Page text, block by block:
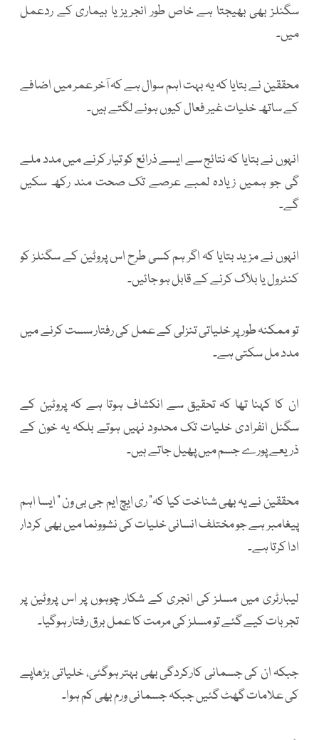
سگنلز بھی بھیجتا ہے خاص طور انجریز یا بیماری کے ردعمل
میں۔
محققین نے بتایا کہ یہ بہت اہم سوال ہے کہ آخر عمر میں اضافے
کے ساتھ خلیات غیر فعال کیوں ہونے لگتے ہیں۔
انہوں نے بتایا کہ نتائج سے ایسے ذرائع کو تیار کرنے میں مدد ملے
گی جو ہمیں زیادہ لمبے عرصے تک صحت مند رکھ سکیں
گے۔
انہوں نے مزید بتایا کہ اگر ہم کسی طرح اس پروٹین کے سگنلز کو
کنٹرول یا بلاک کرنے کے قابل ہو جائیں۔
تو ممکنہ طورپر خلیاتی تنزلی کے عمل کی رفتار سست کرنے میں
مدد مل سکتی ہے۔
ان کا کہنا تھا کہ تحقیق سے انکشاف ہوتا ہے کہ پروٹین کے
سگنل انفرادی خلیات تک محدود نہیں ہوتے بلکہ یہ خون کے
ذریعے پورے جسم میں پھیل جاتے ہیں۔
محققین نے یہ بھی شناخت کیا کہ" ری ایچ ایم جی بی ون " ایسا اہم
پیغامبر ہے جو مختلف انسانی خلیات کی نشوونما میں بھی کردار
ادا کرتا ہے۔
لیبارٹری میں مسلز کی انجری کے شکار چوہوں پر اس پروٹین پر
تجربات کیے گئے تو مسلز کی مرمت کا عمل برق رفتار ہوگیا۔
جبکہ ان کی جسمانی کارکردگی بھی بہتر ہوگئی، خلیاتی بڑھاپے
کی علامات گھٹ گئیں جبکہ جسمانی ورم بھی کم ہوا۔